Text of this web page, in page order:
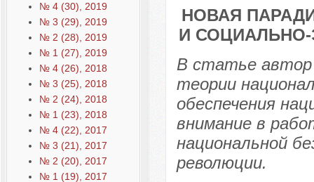
№ 4 (30), 2019
№ 3 (29), 2019
№ 2 (28), 2019
№ 1 (27), 2019
№ 4 (26), 2018
№ 3 (25), 2018
№ 2 (24), 2018
№ 1 (23), 2018
№ 4 (22), 2017
№ 3 (21), 2017
№ 2 (20), 2017
№ 1 (19), 2017
НОВАЯ
И
В статье автор
теории
обеспечения
внимание в
национальной
революции.